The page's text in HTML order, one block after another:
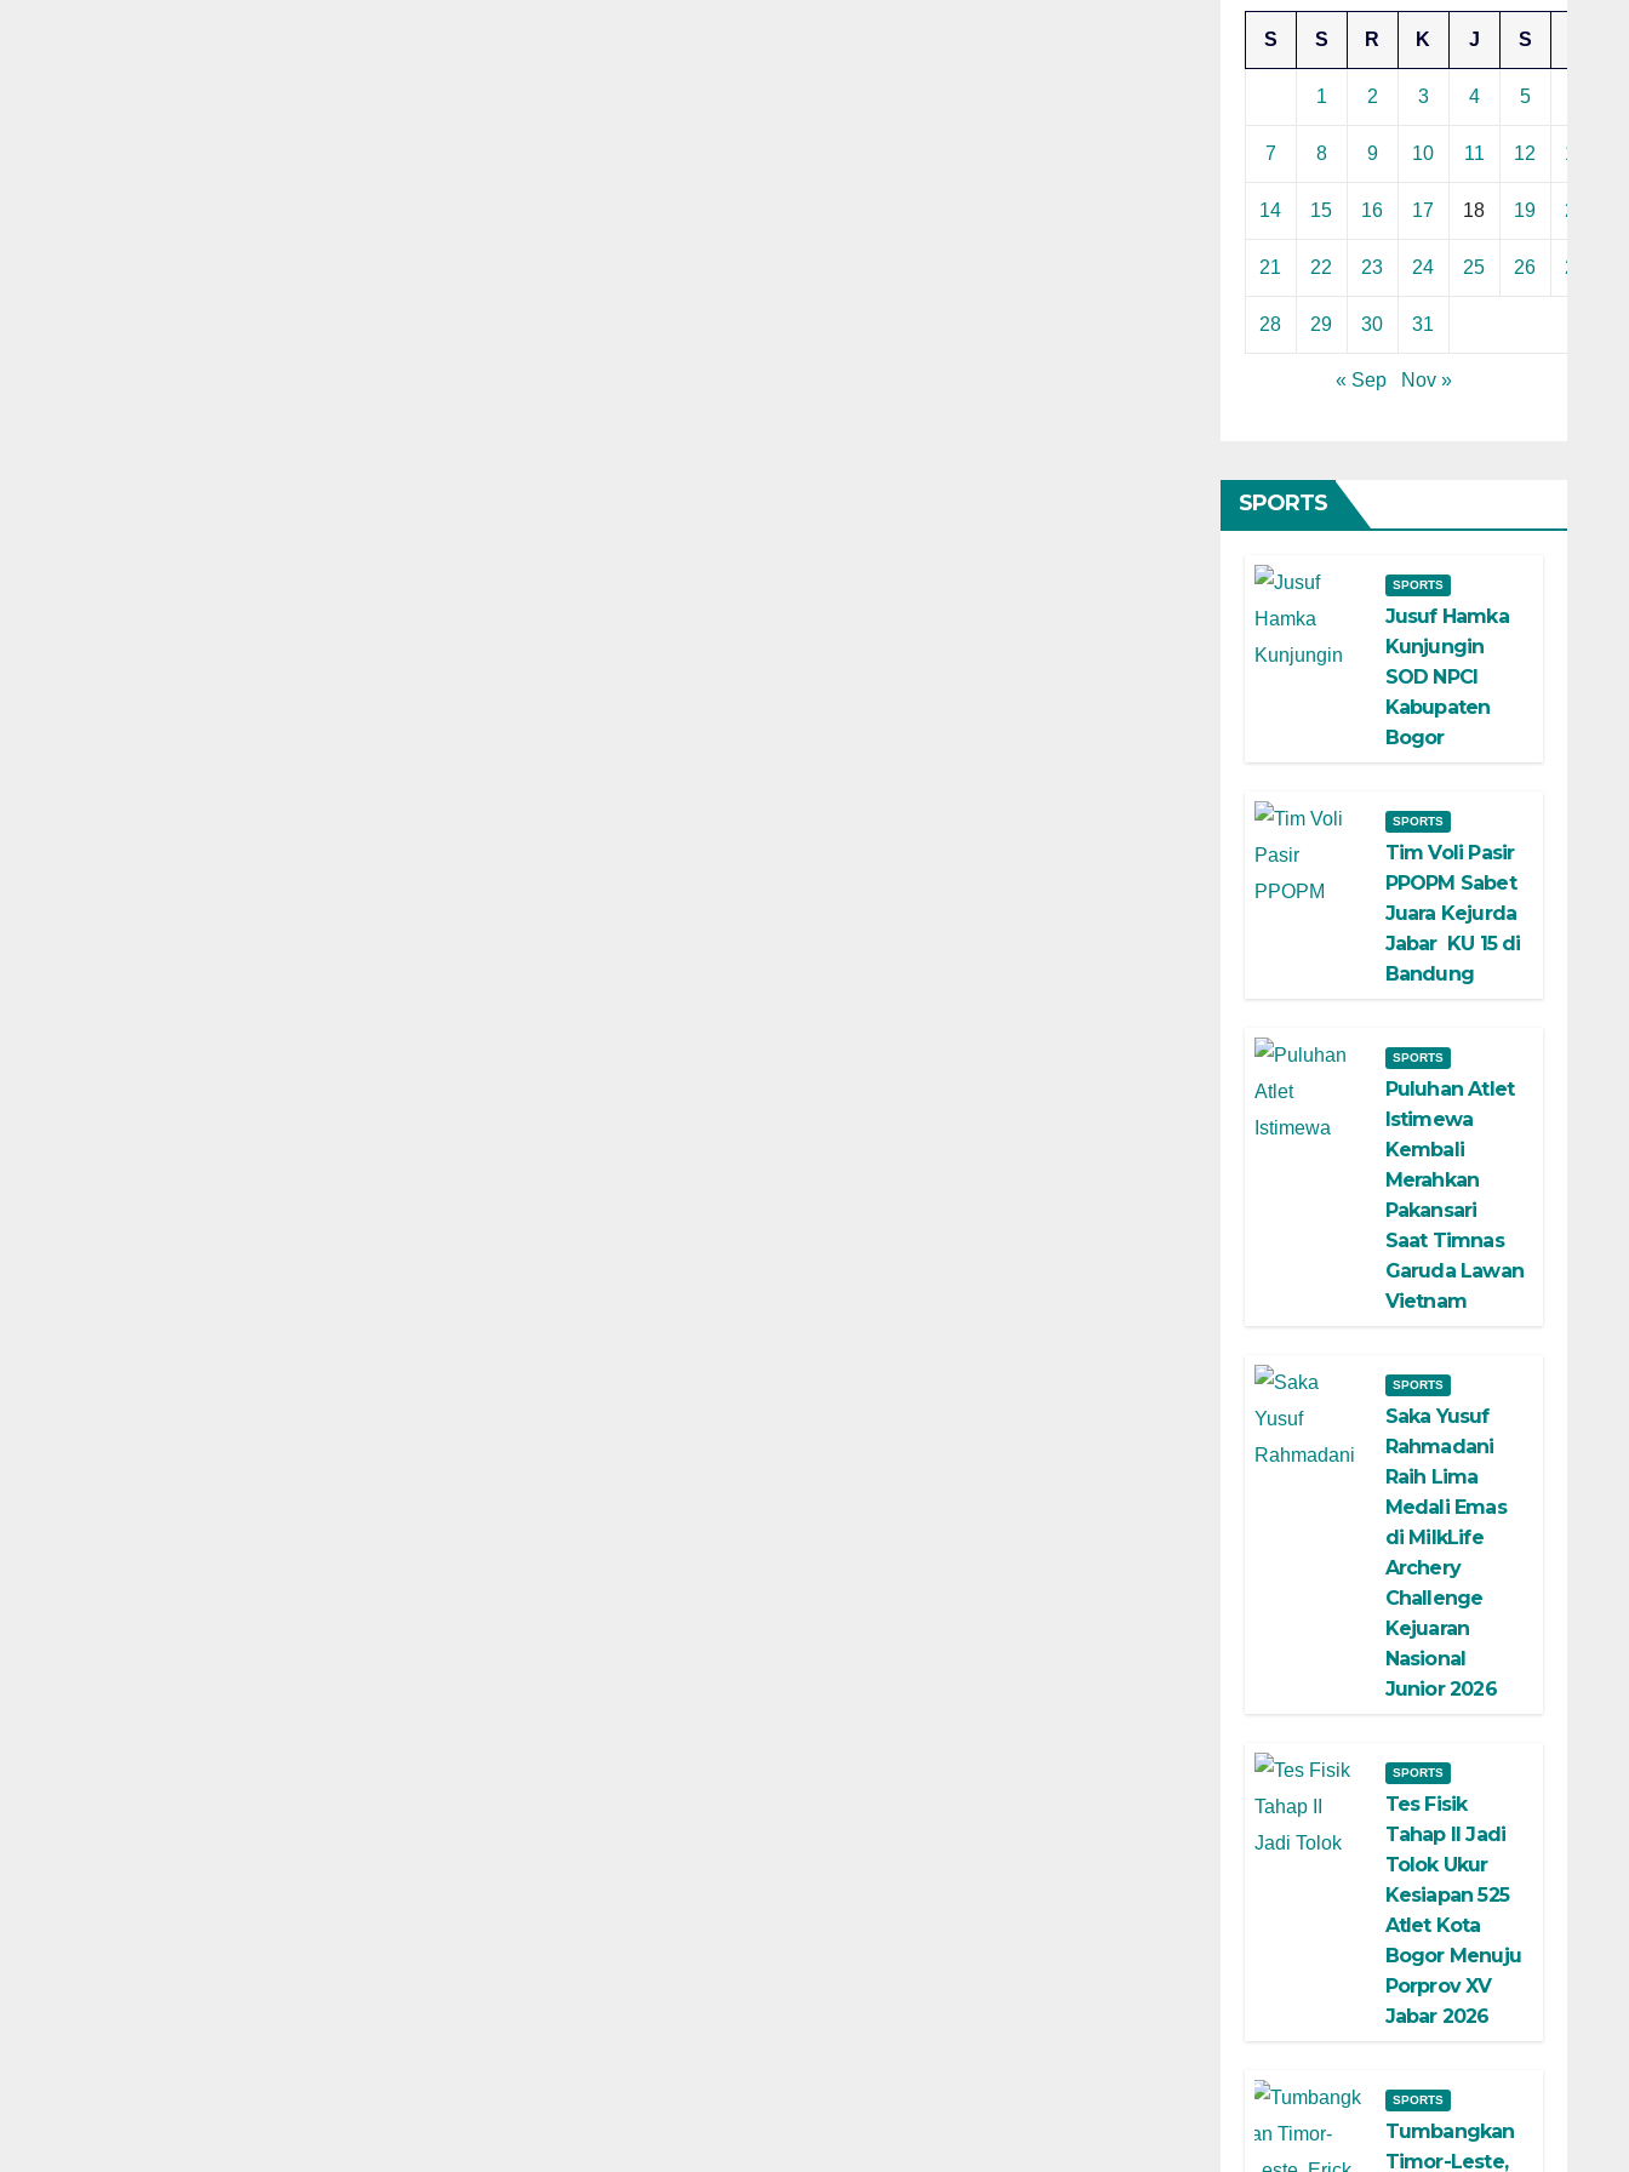
S S R K J S
1 2 3 4 5
7 8 9 10 11 12 13
14 15 16 17 18 19 20
21 22 23 24 25 26 27
28 29 30 31
« Sep Nov »
SPORTS
SPORTS
Jusuf Hamka
Kunjungin
SOD NPCI
Kabupaten
Bogor
SPORTS
Tim Voli Pasir
PPOPM Sabet
Juara Kejurda
Jabar KU 15 di
Bandung
SPORTS
Puluhan Atlet
Istimewa
Kembali
Merahkan
Pakansari
Saat Timnas
Garuda Lawan
Vietnam
SPORTS
Saka Yusuf
Rahmadani
Raih Lima
Medali Emas
di MilkLife
Archery
Challenge
Kejuaran
Nasional
Junior 2026
SPORTS
Tes Fisik
Tahap II Jadi
Tolok Ukur
Kesiapan 525
Atlet Kota
Bogor Menuju
Porprov XV
Jabar 2026
SPORTS
Tumbangkan
Timor-Leste,